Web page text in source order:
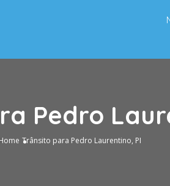
Pedro
Trânsito para Pedro Laurentino, PI